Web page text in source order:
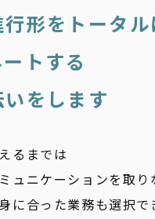
形をトータル
トする
をします
るまでは
ュニケーションを取り
に合った業務も選択で